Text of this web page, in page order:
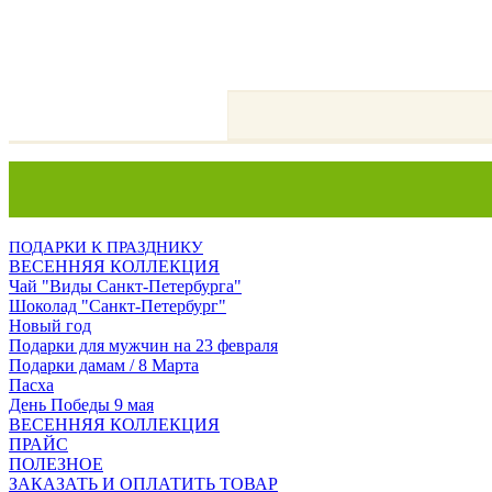
ПОДАРКИ К ПРАЗДНИКУ
ВЕСЕННЯЯ КОЛЛЕКЦИЯ
Чай "Виды Санкт-Петербурга"
Шоколад "Санкт-Петербург"
Новый год
Подарки для мужчин на 23 февраля
Подарки дамам / 8 Марта
Пасха
День Победы 9 мая
ВЕСЕННЯЯ КОЛЛЕКЦИЯ
ПРАЙС
ПОЛЕЗНОЕ
ЗАКАЗАТЬ И ОПЛАТИТЬ ТОВАР